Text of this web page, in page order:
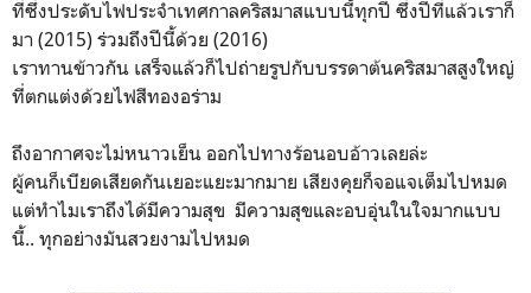
ที่ซึ่งประดับไฟประจำเทศกาลคริสมาสแบบนี้ทุกปี ซึ่งปีที่แล้วเราก็
มา (2015) ร่วมถึงปีนี้ด้วย (2016)
เราทานข้าวกัน เสร็จแล้วก็ไปถ่ายรูปกับบรรดาต้นคริสมาสสูงใหญ่
ที่ตกแต่งด้วยไฟสีทองอร่าม
ถึงอากาศจะไม่หนาวเย็น ออกไปทางร้อนอบอ้าวเลยล่ะ
ผู้คนก็เบียดเสียดกันเยอะแยะมากมาย เสียงคุยก็จอแจเต็มไปหมด
แต่ทำไมเราถึงได้มีความสุข มีความสุขและอบอุ่นในใจมากแบบ
นี้.. ทุกอย่างมันสวยงามไปหมด